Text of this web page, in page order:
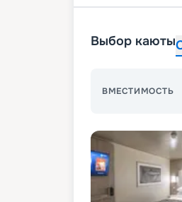
Выбор каюты
ВМЕСТИМОСТЬ